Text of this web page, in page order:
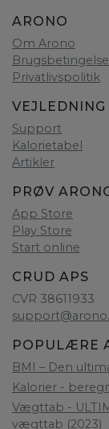
ARONO
Om Arono
Privatlivspolitik
VEJLEDNING
Support
Kalorietabel
Artikler
PRØV
App Store
Play Store
Start online
CRUD APS
CVR 38611933
POPULÆRE
BMI – Den
Kalorier -
Vægttab -
vægttab (2023)